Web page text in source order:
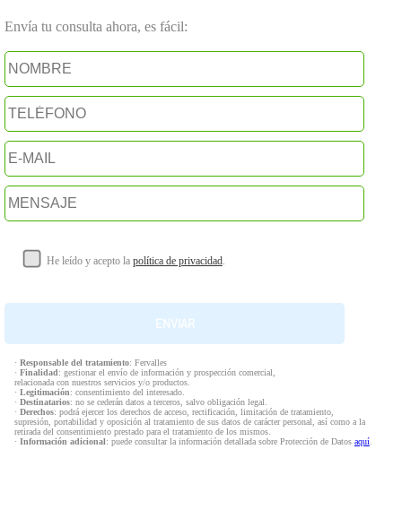
Envía tu consulta ahora, es fácil:
He leído y acepto la política de privacidad.
· Responsable del tratamiento: Fervalles
· Finalidad: gestionar el envío de información y prospección comercial,
relacionada con nuestros servicios y/o productos.
· Legitimación: consentimiento del interesado.
· Destinatarios: no se cederán datos a terceros, salvo obligación legal.
· Derechos: podrá ejercer los derechos de acceso, rectificación, limitación de tratamiento,
supresión, portabilidad y oposición al tratamiento de sus datos de carácter personal, así como a la
retirada del consentimiento prestado para el tratamiento de los mismos.
· Información adicional: puede consultar la información detallada sobre Protección de Datos aquí.